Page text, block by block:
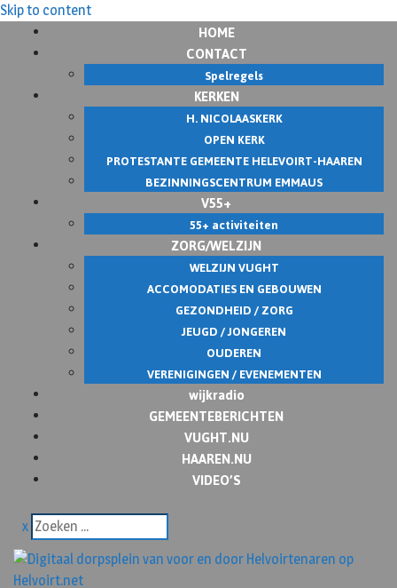
Skip to content
HOME
CONTACT
Spelregels
KERKEN
H. NICOLAASKERK
OPEN KERK
PROTESTANTE GEMEENTE HELEVOIRT-HAAREN
BEZINNINGSCENTRUM EMMAUS
V55+
55+ activiteiten
ZORG/WELZIJN
WELZIJN VUGHT
ACCOMODATIES EN GEBOUWEN
GEZONDHEID / ZORG
JEUGD / JONGEREN
OUDEREN
VERENIGINGEN / EVENEMENTEN
wijkradio
GEMEENTEBERICHTEN
VUGHT.NU
HAAREN.NU
VIDEO’S
x